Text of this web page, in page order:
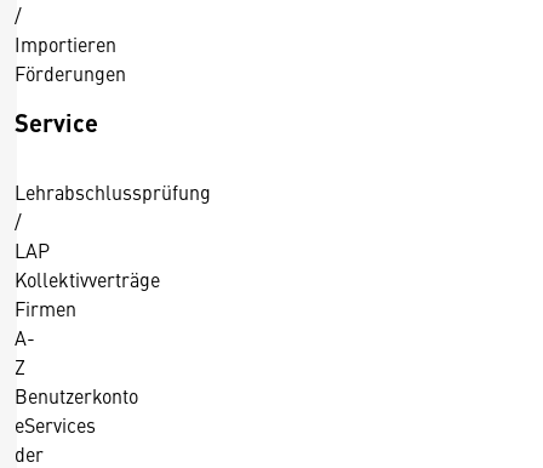
/
Importieren
Förderungen
Service
Lehrabschlussprüfung
/
LAP
Kollektivverträge
Firmen
A-
Z
Benutzerkonto
eServices
der